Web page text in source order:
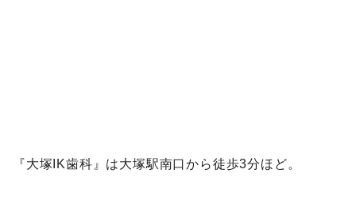
『大塚IK歯科』は大塚駅南口から徒歩3分ほど。